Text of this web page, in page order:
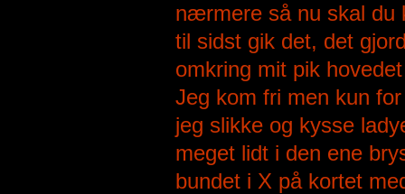
nærmere så nu skal du
til sidst gik det, det
omkring mit pik
Jeg kom fri men kun
jeg slikke og kysse
meget lidt i den ene
bundet i X på kortet